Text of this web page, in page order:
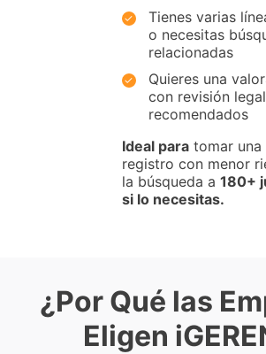
Tienes varias
o necesitas
relacionadas
Quieres una
con revisión
recomendados
Ideal para tomar
registro con menor
la búsqueda a 180+
si lo necesitas.
¿Por Qué las
Eligen